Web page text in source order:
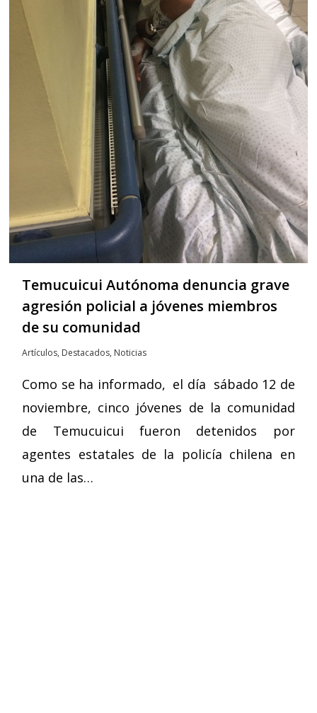
Temucuicui Autónoma denuncia grave
agresión policial a jóvenes miembros
de su comunidad
Artículos, Destacados, Noticias
Como se ha informado, el día sábado 12 de
noviembre, cinco jóvenes de la comunidad
de Temucuicui fueron detenidos por
agentes estatales de la policía chilena en
una de las…